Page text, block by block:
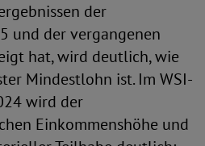
der
und der vergangenen
hat, wird deutlich, wie
Mindestlohn ist. Im WSI-
wird der
Einkommenshöhe und